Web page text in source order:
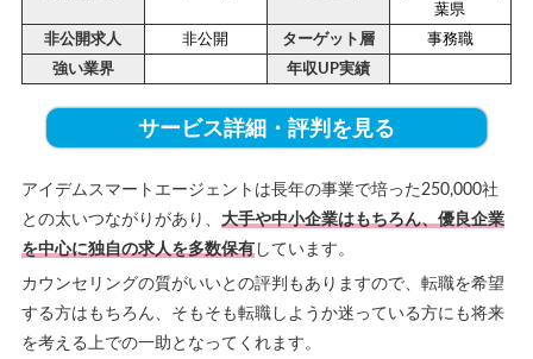
葉県
非公開求人
非公開 ターゲット層
事務職
強い業界
年収UP実績
サービス詳細・評判を見る
アイデムスマートエージェントは長年の事業で培った250,000社
との太いつながりがあり、 大手や中小企業はもちろん、優良企業
を中心に独自の求人を多数保有しています。
カウンセリングの質がいいとの評判もありますので、転職を希望
する方はもちろん、そもそも転職しようか迷っている方にも将来
を考える上での一助となってくれます。